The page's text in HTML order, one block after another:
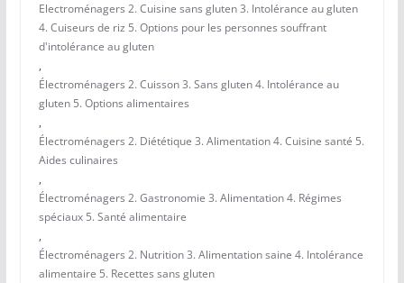
Electroménagers 2. Cuisine sans gluten 3. Intolérance au gluten
4. Cuiseurs de riz 5. Options pour les personnes souffrant
d'intolérance au gluten
,
Électroménagers 2. Cuisson 3. Sans gluten 4. Intolérance au
gluten 5. Options alimentaires
,
Électroménagers 2. Diététique 3. Alimentation 4. Cuisine santé 5.
Aides culinaires
,
Électroménagers 2. Gastronomie 3. Alimentation 4. Régimes
spéciaux 5. Santé alimentaire
,
Électroménagers 2. Nutrition 3. Alimentation saine 4. Intolérance
alimentaire 5. Recettes sans gluten